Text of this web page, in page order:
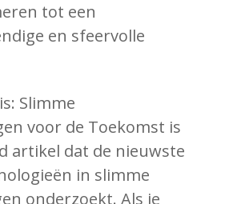
tot een
en sfeervolle
Slimme
voor de Toekomst is
artikel dat de nieuwste
in slimme
onderzoekt. Als je